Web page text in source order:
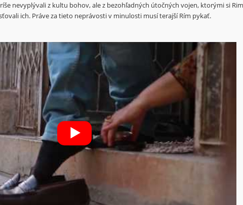
nevyplývali z kultu bohov, ale z bezohľadných útočných vojen, ktorými si
ich. Práve za tieto neprávosti v minulosti musí terajší Rím pykať.